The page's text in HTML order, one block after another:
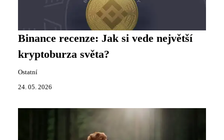
Binance recenze: Jak si vede největší
kryptoburza světa?
Ostatní
24. 05. 2026